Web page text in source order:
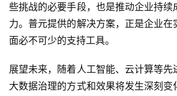
些挑战的必要手段，也是推动企业持续
力。普元提供的解决方案，正是企业在
面必不可少的支持工具。
展望未来，随着人工智能、云计算等先
大数据治理的方式和效果将发生深刻变